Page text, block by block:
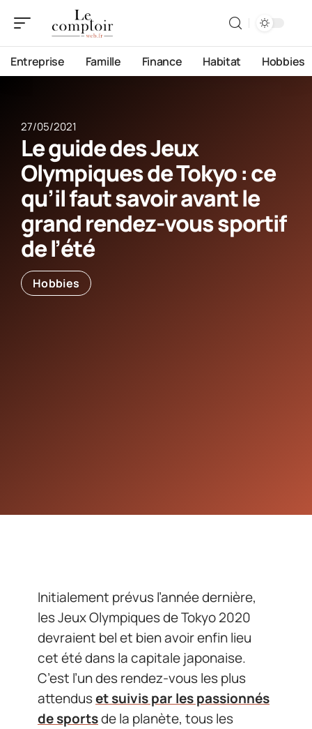
Entreprise Famille Finance Habitat Hobbies
27/05/2021
Le guide des Jeux
Olympiques de Tokyo : ce
qu’il faut savoir avant le
grand rendez-vous sportif
de l’été
Hobbies
Initialement prévus l’année dernière,
les Jeux Olympiques de Tokyo 2020
devraient bel et bien avoir enfin lieu
cet été dans la capitale japonaise.
C’est l’un des rendez-vous les plus
attenduset suivis par les passionnés
de sportsde la planète, tous les